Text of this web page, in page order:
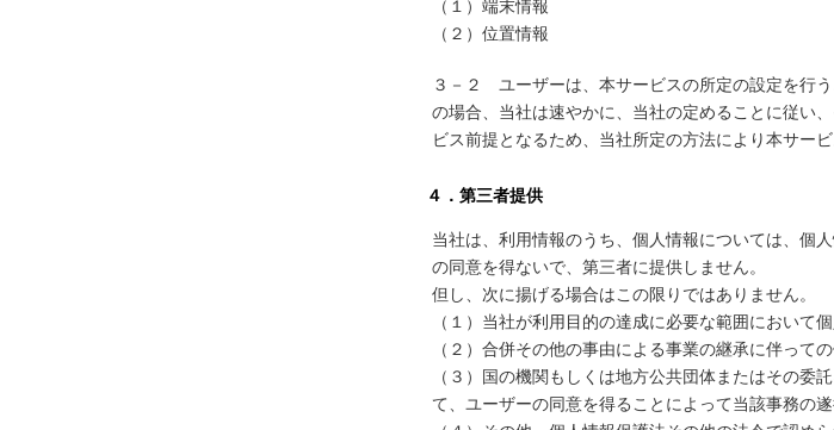
（１）端末情報
（２）位置情報
３－２ ユーザーは、本サービスの所定の設定を行
の場合、当社は速やかに、当社の定めることに従い
ビス前提となるため、当社所定の方法により本サー
４．第三者提供
当社は、利用情報のうち、個人情報については、個
の同意を得ないで、第三者に提供しません。
但し、次に揚げる場合はこの限りではありません。
（１）当社が利用目的の達成に必要な範囲におい
（２）合併その他の事由による事業の継承に伴って
（３）国の機関もしくは地方公共団体またはその
て、ユーザーの同意を得ることによって当該事務の